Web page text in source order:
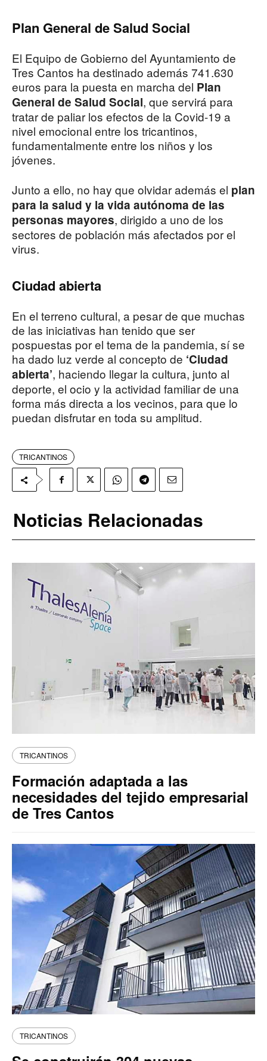
Plan General de Salud Social
El Equipo de Gobierno del Ayuntamiento de
Tres Cantos ha destinado además 741.630
euros para la puesta en marcha del Plan
General de Salud Social, que servirá para
tratar de paliar los efectos de la Covid-19 a
nivel emocional entre los tricantinos,
fundamentalmente entre los niños y los
jóvenes.
Junto a ello, no hay que olvidar además el plan
para la salud y la vida autónoma de las
personas mayores, dirigido a uno de los
sectores de población más afectados por el
virus.
Ciudad abierta
En el terreno cultural, a pesar de que muchas
de las iniciativas han tenido que ser
pospuestas por el tema de la pandemia, sí se
ha dado luz verde al concepto de ‘Ciudad
abierta’, haciendo llegar la cultura, junto al
deporte, el ocio y la actividad familiar de una
forma más directa a los vecinos, para que lo
puedan disfrutar en toda su amplitud.
TRICANTINOS
Noticias Relacionadas
TRICANTINOS
Formación adaptada a las
necesidades del tejido empresarial
de Tres Cantos
TRICANTINOS